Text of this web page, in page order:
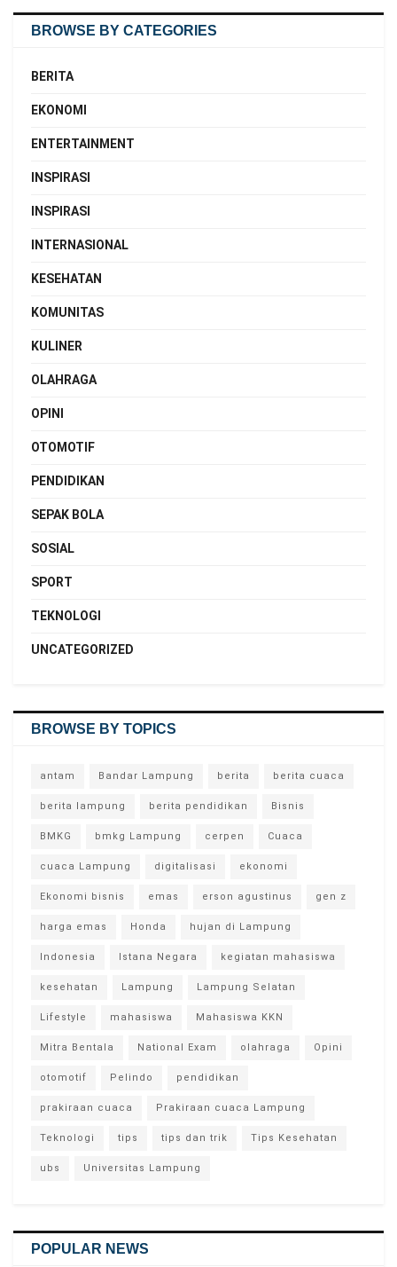
BROWSE BY CATEGORIES
BERITA
EKONOMI
ENTERTAINMENT
INSPIRASI
INSPIRASI
INTERNASIONAL
KESEHATAN
KOMUNITAS
KULINER
OLAHRAGA
OPINI
OTOMOTIF
PENDIDIKAN
SEPAK BOLA
SOSIAL
SPORT
TEKNOLOGI
UNCATEGORIZED
BROWSE BY TOPICS
antam Bandar Lampung berita berita cuaca
berita lampung berita pendidikan Bisnis
BMKG bmkg Lampung cerpen Cuaca
cuaca Lampung digitalisasi ekonomi
Ekonomi bisnis emas erson agustinus gen z
harga emas Honda hujan di Lampung
Indonesia Istana Negara kegiatan mahasiswa
kesehatan Lampung Lampung Selatan
Lifestyle mahasiswa Mahasiswa KKN
Mitra Bentala National Exam olahraga Opini
otomotif Pelindo pendidikan
prakiraan cuaca Prakiraan cuaca Lampung
Teknologi tips tips dan trik Tips Kesehatan
ubs Universitas Lampung
POPULAR NEWS